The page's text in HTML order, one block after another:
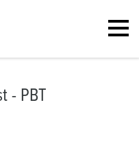
- PBT